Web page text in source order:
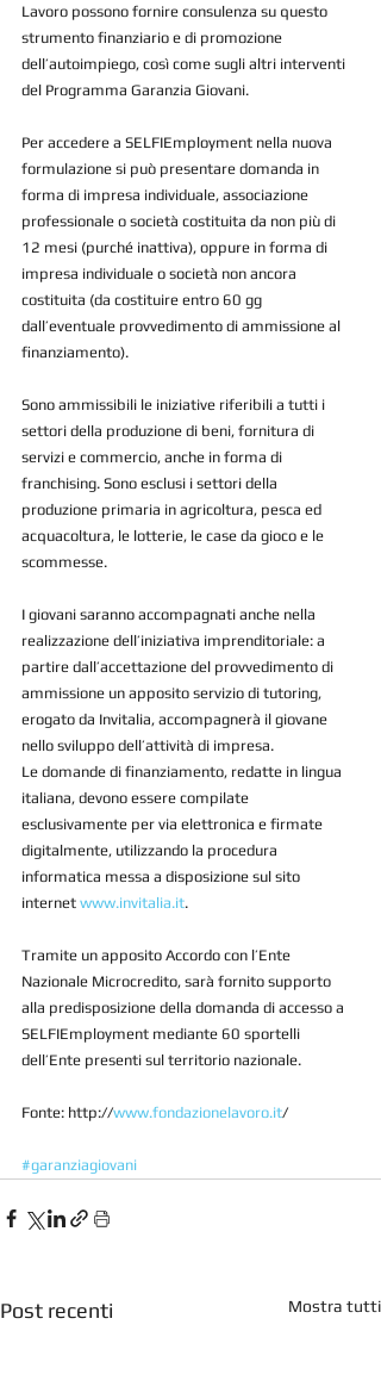
Lavoro possono fornire consulenza su questo
strumento finanziario e di promozione
dell’autoimpiego, così come sugli altri interventi
del Programma Garanzia Giovani.
Per accedere a SELFIEmployment nella nuova
formulazione si può presentare domanda in
forma di impresa individuale, associazione
professionale o società costituita da non più di
12 mesi (purché inattiva), oppure in forma di
impresa individuale o società non ancora
costituita (da costituire entro 60 gg
dall’eventuale provvedimento di ammissione al
finanziamento).
Sono ammissibili le iniziative riferibili a tutti i
settori della produzione di beni, fornitura di
servizi e commercio, anche in forma di
franchising. Sono esclusi i settori della
produzione primaria in agricoltura, pesca ed
acquacoltura, le lotterie, le case da gioco e le
scommesse.
I giovani saranno accompagnati anche nella
realizzazione dell’iniziativa imprenditoriale: a
partire dall’accettazione del provvedimento di
ammissione un apposito servizio di tutoring,
erogato da Invitalia, accompagnerà il giovane
nello sviluppo dell’attività di impresa.
Le domande di finanziamento, redatte in lingua
italiana, devono essere compilate
esclusivamente per via elettronica e firmate
digitalmente, utilizzando la procedura
informatica messa a disposizione sul sito
internet www.invitalia.it.
Tramite un apposito Accordo con l’Ente
Nazionale Microcredito, sarà fornito supporto
alla predisposizione della domanda di accesso a
SELFIEmployment mediante 60 sportelli
dell’Ente presenti sul territorio nazionale.
Fonte: http://www.fondazionelavoro.it/
#garanziagiovani
Post recenti Mostra tutti